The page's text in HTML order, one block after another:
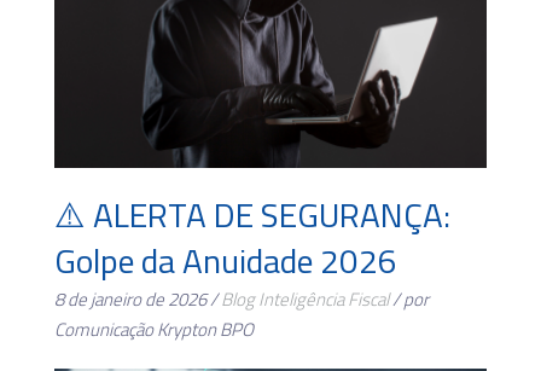
⚠️ ALERTA DE SEGURANÇA:
Golpe da Anuidade 2026
8 de janeiro de 2026 /BlogInteligência Fiscal/ por
Comunicação Krypton BPO